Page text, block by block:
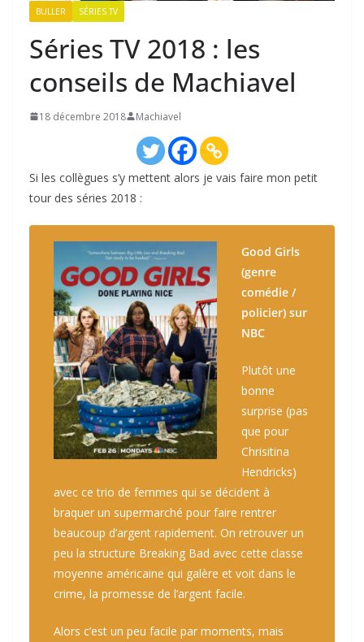
BULLER SÉRIES TV
Séries TV 2018 : les
conseils de Machiavel
18 décembre 2018 Machiavel
Si les collègues s’y mettent alors je vais faire mon petit
tour des séries 2018 :
Good Girls
(genre
comédie /
policier) sur
NBC
Plutôt une
bonne
surprise (pas
que pour
Chrisitina
Hendricks)
avec ce trio de femmes qui se décident à
braquer un supermarché pour faire rentrer
beaucoup d’argent rapidement. On retrouver un
peu la structure Breaking Bad avec cette classe
moyenne américaine qui galère et voit dans le
crime, la promesse de l’argent facile.
Alors c’est un peu facile par moments, mais